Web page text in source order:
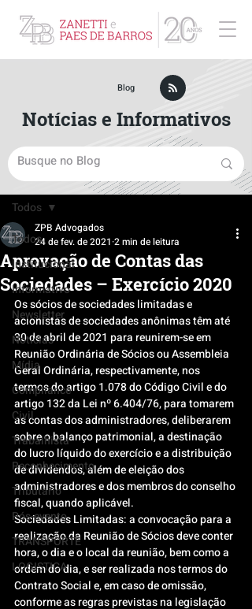
Post
Todos
Institucional
Informativo
Newsletter
Notícias
Mídia
Compliance
Civil
Trabalhista
Reconhecimento
Tributário
Pós-evento
TRANSPORTE
LOGISTICA
Todos
Aprovação de Contas das
Sociedades – Exercício 2020
ZPB Advogados
24 de fev. de 2021 2 min de leitura
Os sócios de sociedades limitadas e
acionistas de sociedades anônimas têm até
30 de abril de 2021 para reunirem-se em
Reunião Ordinária de Sócios ou Assembleia
Geral Ordinária, respectivamente, nos
termos do artigo 1.078 do Código Civil e do
artigo 132 da Lei nº 6.404/76, para tomarem
as contas dos administradores, deliberarem
sobre o balanço patrimonial, a destinação
do lucro líquido do exercício e a distribuição
de dividendos, além de eleição dos
administradores e dos membros do conselho
fiscal, quando aplicável.
Sociedades Limitadas: a convocação para a
realização da Reunião de Sócios deve conter
hora, o dia e o local da reunião, bem como a
ordem do dia, e ser realizada nos termos do
Contrato Social e, em caso de omissão,
conforme as regras previstas na legislação
Blog
Notícias e Informativos